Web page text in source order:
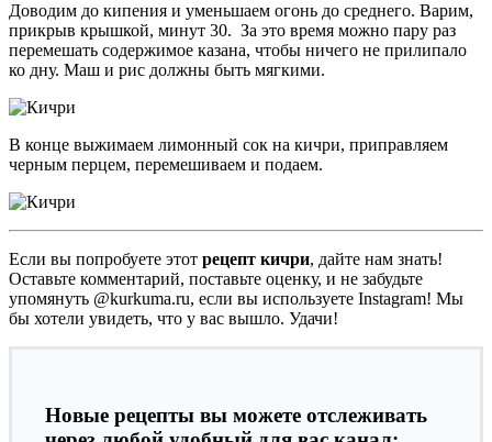
Доводим до кипения и уменьшаем огонь до среднего. Варим,
прикрыв крышкой, минут 30. За это время можно пару раз
перемешать содержимое казана, чтобы ничего не прилипало
ко дну. Маш и рис должны быть мягкими.
В конце выжимаем лимонный сок на кичри, приправляем
черным перцем, перемешиваем и подаем.
Если вы попробуете этот рецепт кичри, дайте нам знать!
Оставьте комментарий, поставьте оценку, и не забудьте
упомянуть @kurkuma.ru, если вы используете Instagram! Мы
бы хотели увидеть, что у вас вышло. Удачи!
Новые рецепты вы можете отслеживать